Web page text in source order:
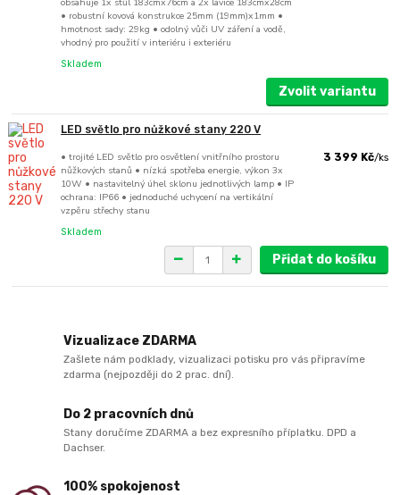
• robustní kovová konstrukce 25mm (19mm)x1mm •
hmotnost sady: 29kg • odolný vůči UV záření a vodě,
vhodný pro použití v interiéru i exteriéru
Skladem
Zvolit variantu
LED světlo pro nůžkové stany 220 V
• trojité LED světlo pro osvětlení vnitřního prostoru
nůžkových stanů • nízká spotřeba energie, výkon 3x
10W • nastavitelný úhel sklonu jednotlivých lamp • IP
ochrana: IP66 • jednoduché uchycení na vertikální
vzpěru střechy stanu
3 399 Kč/ks
Skladem
Přidat do košíku
Vizualizace ZDARMA
Zašlete nám podklady, vizualizaci potisku pro vás připravíme
zdarma (nejpozději do 2 prac. dní).
Do 2 pracovních dnů
Stany doručíme ZDARMA a bez expresního příplatku. DPD a
Dachser.
100% spokojenost